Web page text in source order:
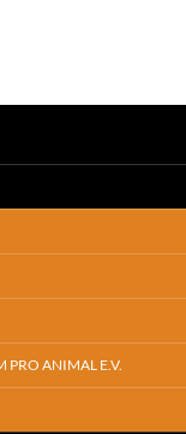
PRO ANIMAL E.V.